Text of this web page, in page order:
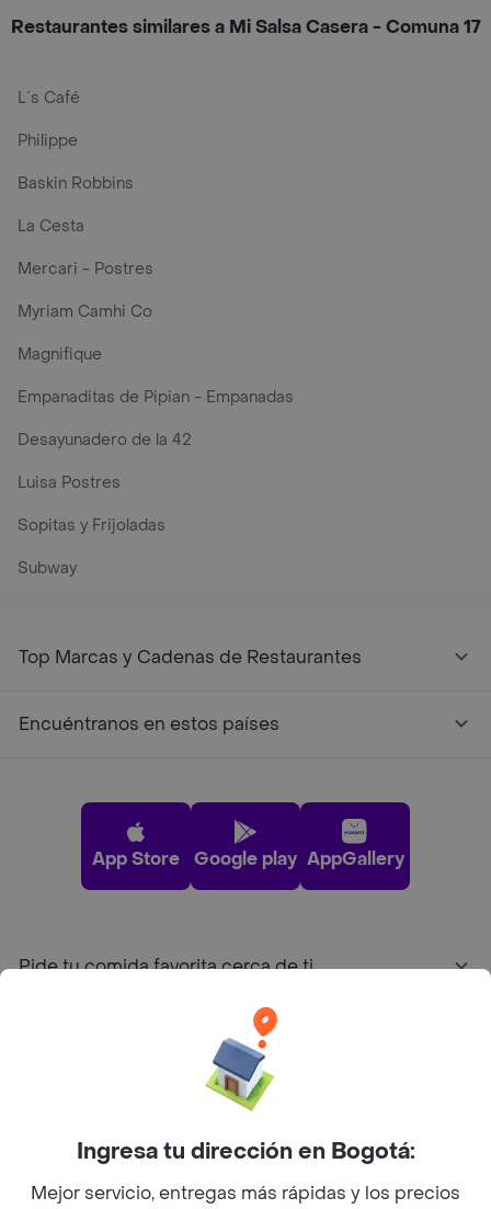
Restaurantes similares a Mi Salsa Casera - Comuna 17
L´s Café
Philippe
Baskin Robbins
La Cesta
Mercari - Postres
Myriam Camhi Co
Magnifique
Empanaditas de Pipian - Empanadas
Desayunadero de la 42
Luisa Postres
Sopitas y Frijoladas
Subway
Top Marcas y Cadenas de Restaurantes
Encuéntranos en estos países
App Store Google play AppGallery
Pide tu comida favorita cerca de ti
Sobre Rappi
Ingresa tu dirección en Bogotá:
Mejor servicio, entregas más rápidas y los precios